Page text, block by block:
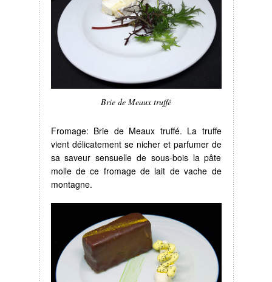
Brie de Meaux truffé
Fromage: Brie de Meaux truffé. La truffe
vient délicatement se nicher et parfumer de
sa saveur sensuelle de sous-bois la pâte
molle de ce fromage de lait de vache de
montagne.